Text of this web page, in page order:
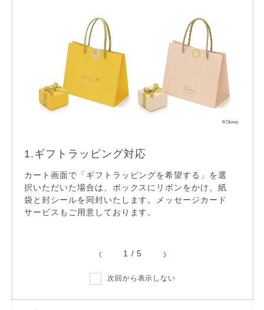
ケイウノのサービス
無料手打ち刻印サービス
※一部対象外
ギフトラッピング
22,000円以上送料無料
1.ギフトラッピング対応
カート画面で「ギフトラッピングを希望する」を選
択いただいた場合は、ボックスにリボンをかけ、紙
袋と封シールを同封いたします。メッセージカード
サービスもご用意しております。
1 /5
次回から表示しない